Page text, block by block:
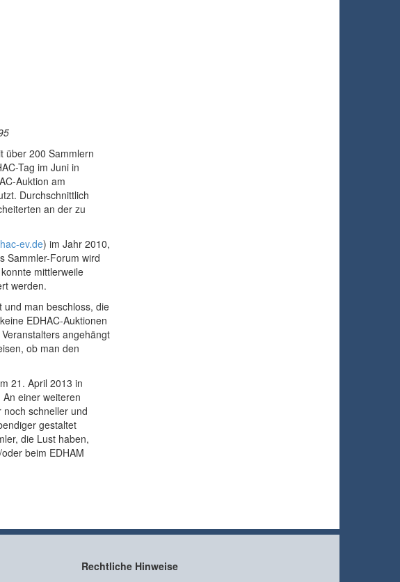
über 200 Sammlern
Tag im Juni in
Auktion am
Durchschnittlich
an der zu
ev.de) im Jahr 2010,
Sammler-Forum wird
mittlerweile
werden.
man beschloss, die
EDHAC-Auktionen
angehängt
ob man den
21. April 2013 in
einer weiteren
schneller und
gestaltet
die Lust haben,
beim EDHAM
Rechtliche Hinweise